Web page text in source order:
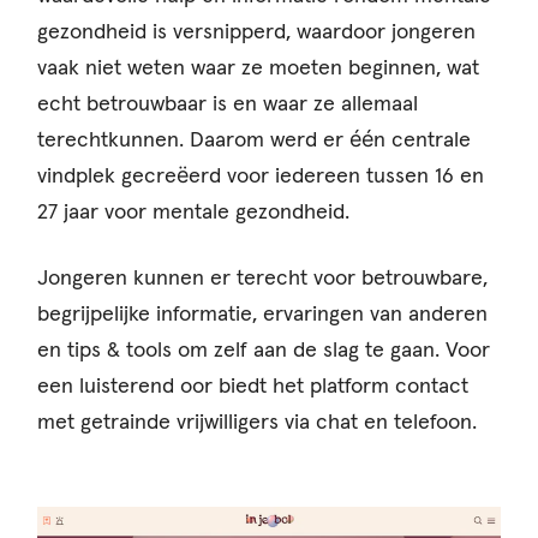
gezondheid is versnipperd, waardoor jongeren
vaak niet weten waar ze moeten beginnen, wat
echt betrouwbaar is en waar ze allemaal
terechtkunnen. Daarom werd er één centrale
vindplek gecreëerd voor iedereen tussen 16 en
27 jaar voor mentale gezondheid.
Jongeren kunnen er terecht voor betrouwbare,
begrijpelijke informatie, ervaringen van anderen
en tips & tools om zelf aan de slag te gaan. Voor
een luisterend oor biedt het platform contact
met getrainde vrijwilligers via chat en telefoon.